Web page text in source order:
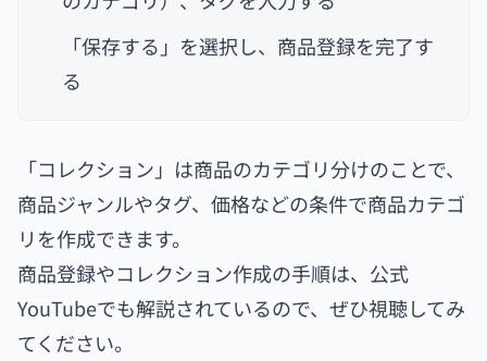
「保存する」を選択し、商品登録を完了す
る
「コレクション」は商品のカテゴリ分けのことで、
商品ジャンルやタグ、価格などの条件で商品カテゴ
リを作成できます。
商品登録やコレクション作成の手順は、公式
YouTubeでも解説されているので、ぜひ視聴してみ
てください。